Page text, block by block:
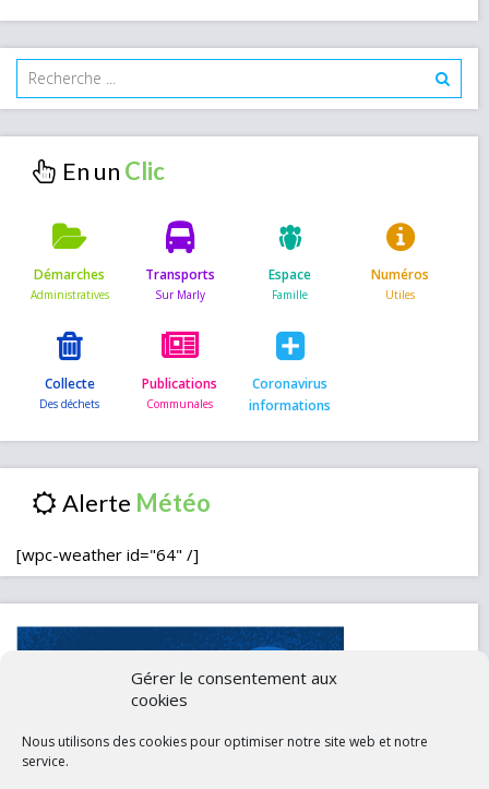
Gérer le consentement aux
cookies
Nous utilisons des cookies pour optimiser notre site web et notre
service.
En un
Démarches Transports Espace Numéros
Collecte Publications
Coronavirus
informations
Alerte
[wpc-weather id="64" /]